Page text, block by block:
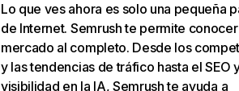
Lo que ves ahora es solo una pequeña
de Internet. Semrush te permite
mercado al completo. Desde los
y las tendencias de tráfico hasta el SEO
visibilidad en la IA, Semrush te ayuda a